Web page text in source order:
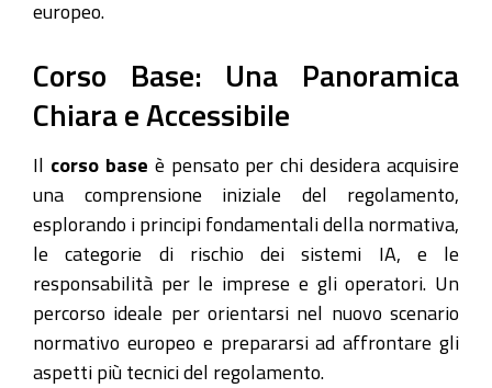
europeo.
Corso Base: Una Panoramica
Chiara e Accessibile
Il corso base è pensato per chi desidera acquisire
una comprensione iniziale del regolamento,
esplorando i principi fondamentali della normativa,
le categorie di rischio dei sistemi IA, e le
responsabilità per le imprese e gli operatori. Un
percorso ideale per orientarsi nel nuovo scenario
normativo europeo e prepararsi ad affrontare gli
aspetti più tecnici del regolamento.